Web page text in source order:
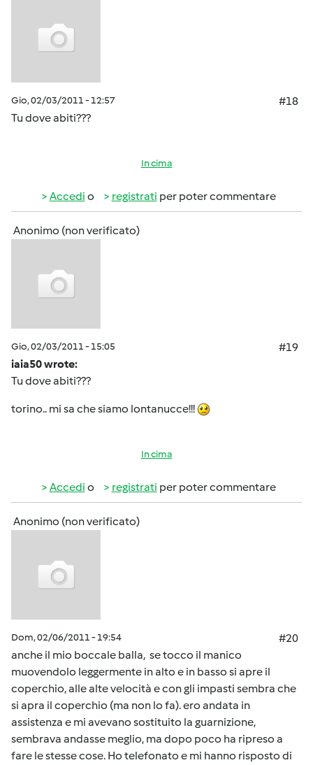
Gio, 02/03/2011 - 12:57
#18
Tu dove abiti???
In cima
Accedi o registrati per poter commentare
Anonimo (non verificato)
Gio, 02/03/2011 - 15:05
#19
iaia50 wrote:
Tu dove abiti???
torino.. mi sa che siamo lontanucce!!!
In cima
Accedi o registrati per poter commentare
Anonimo (non verificato)
Dom, 02/06/2011 - 19:54
#20
anche il mio boccale balla, se tocco il manico
muovendolo leggermente in alto e in basso si apre il
coperchio, alle alte velocità e con gli impasti sembra che
si apra il coperchio (ma non lo fa). ero andata in
assistenza e mi avevano sostituito la guarnizione,
sembrava andasse meglio, ma dopo poco ha ripreso a
fare le stesse cose. Ho telefonato e mi hanno risposto di